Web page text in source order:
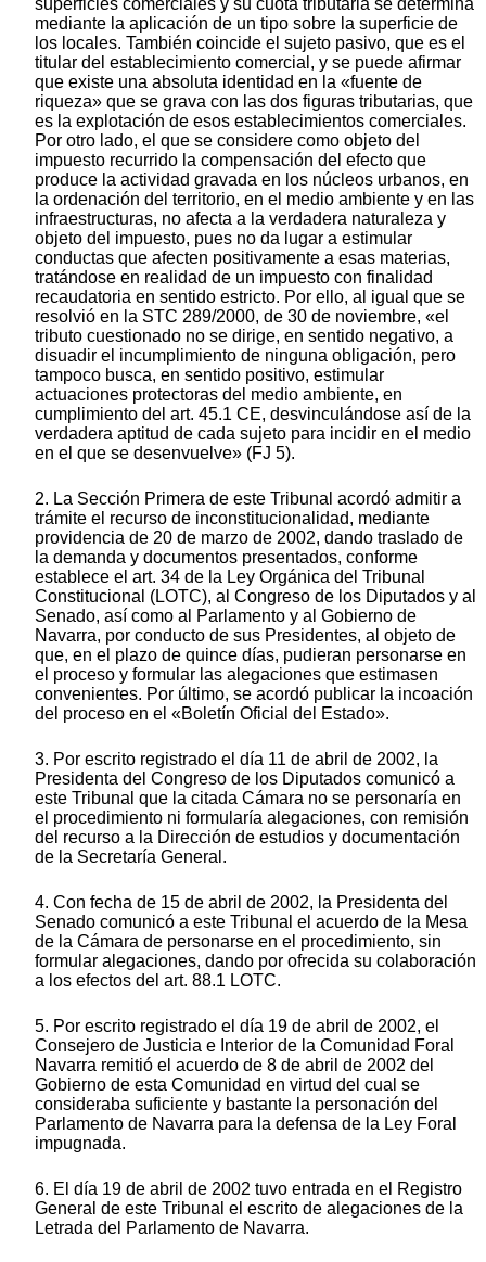
mediante la aplicación de un tipo sobre la superficie de
los locales. También coincide el sujeto pasivo, que es el
titular del establecimiento comercial, y se puede afirmar
que existe una absoluta identidad en la «fuente de
riqueza» que se grava con las dos figuras tributarias, que
es la explotación de esos establecimientos comerciales.
Por otro lado, el que se considere como objeto del
impuesto recurrido la compensación del efecto que
produce la actividad gravada en los núcleos urbanos, en
la ordenación del territorio, en el medio ambiente y en las
infraestructuras, no afecta a la verdadera naturaleza y
objeto del impuesto, pues no da lugar a estimular
conductas que afecten positivamente a esas materias,
tratándose en realidad de un impuesto con finalidad
recaudatoria en sentido estricto. Por ello, al igual que se
resolvió en la STC 289/2000, de 30 de noviembre, «el
tributo cuestionado no se dirige, en sentido negativo, a
disuadir el incumplimiento de ninguna obligación, pero
tampoco busca, en sentido positivo, estimular
actuaciones protectoras del medio ambiente, en
cumplimiento del art. 45.1 CE, desvinculándose así de la
verdadera aptitud de cada sujeto para incidir en el medio
en el que se desenvuelve» (FJ 5).
2. La Sección Primera de este Tribunal acordó admitir a
trámite el recurso de inconstitucionalidad, mediante
providencia de 20 de marzo de 2002, dando traslado de
la demanda y documentos presentados, conforme
establece el art. 34 de la Ley Orgánica del Tribunal
Constitucional (LOTC), al Congreso de los Diputados y al
Senado, así como al Parlamento y al Gobierno de
Navarra, por conducto de sus Presidentes, al objeto de
que, en el plazo de quince días, pudieran personarse en
el proceso y formular las alegaciones que estimasen
convenientes. Por último, se acordó publicar la incoación
del proceso en el «Boletín Oficial del Estado».
3. Por escrito registrado el día 11 de abril de 2002, la
Presidenta del Congreso de los Diputados comunicó a
este Tribunal que la citada Cámara no se personaría en
el procedimiento ni formularía alegaciones, con remisión
del recurso a la Dirección de estudios y documentación
de la Secretaría General.
4. Con fecha de 15 de abril de 2002, la Presidenta del
Senado comunicó a este Tribunal el acuerdo de la Mesa
de la Cámara de personarse en el procedimiento, sin
formular alegaciones, dando por ofrecida su colaboración
a los efectos del art. 88.1 LOTC.
5. Por escrito registrado el día 19 de abril de 2002, el
Consejero de Justicia e Interior de la Comunidad Foral
Navarra remitió el acuerdo de 8 de abril de 2002 del
Gobierno de esta Comunidad en virtud del cual se
consideraba suficiente y bastante la personación del
Parlamento de Navarra para la defensa de la Ley Foral
impugnada.
6. El día 19 de abril de 2002 tuvo entrada en el Registro
General de este Tribunal el escrito de alegaciones de la
Letrada del Parlamento de Navarra.